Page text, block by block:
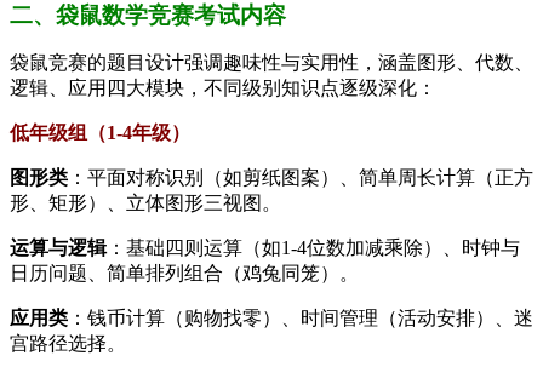
二、袋鼠数学竞赛考试内容
袋鼠竞赛的题目设计强调趣味性与实用性，涵盖图形、代数、
逻辑、应用四大模块，不同级别知识点逐级深化：
低年级组（1-4年级）
图形类 ：平面对称识别（如剪纸图案）、简单周长计算（正方
形、矩形）、立体图形三视图。
运算与逻辑：基础四则运算（如1-4位数加减乘除）、时钟与
日历问题、简单排列组合（鸡兔同笼）。
应用类 ：钱币计算（购物找零）、时间管理（活动安排）、迷
宫路径选择。